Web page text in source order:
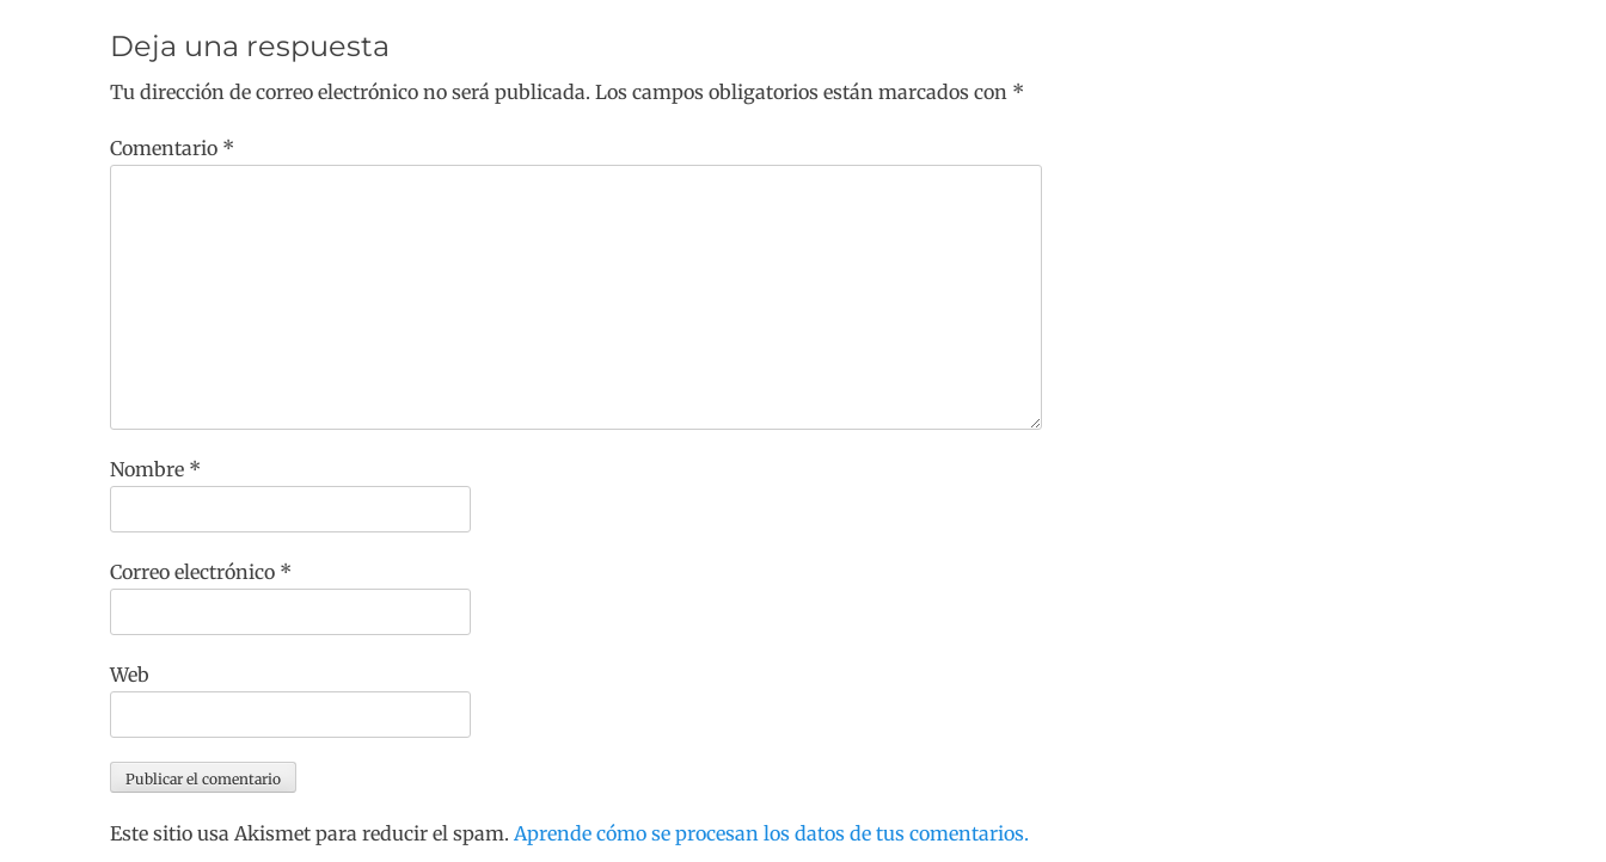
Deja una respuesta
Tu dirección de correo electrónico no será publicada. Los campos obligatorios están marcados con *
Comentario *
Nombre *
Correo electrónico *
Web
Este sitio usa Akismet para reducir el spam. Aprende cómo se procesan los datos de tus comentarios.